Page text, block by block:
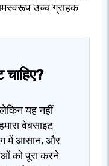
उच्च ग्राहक
यह नहीं
वेबसाइट
में आसान, और
को पूरा करने